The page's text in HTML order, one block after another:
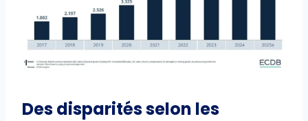
Des disparités selon les